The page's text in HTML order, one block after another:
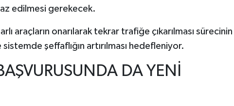
edilmesi gerekecek.
araçların onarılarak tekrar trafiğe çıkarılması sürecinin
şeffaflığın artırılması hedefleniyor.
DA YENİ